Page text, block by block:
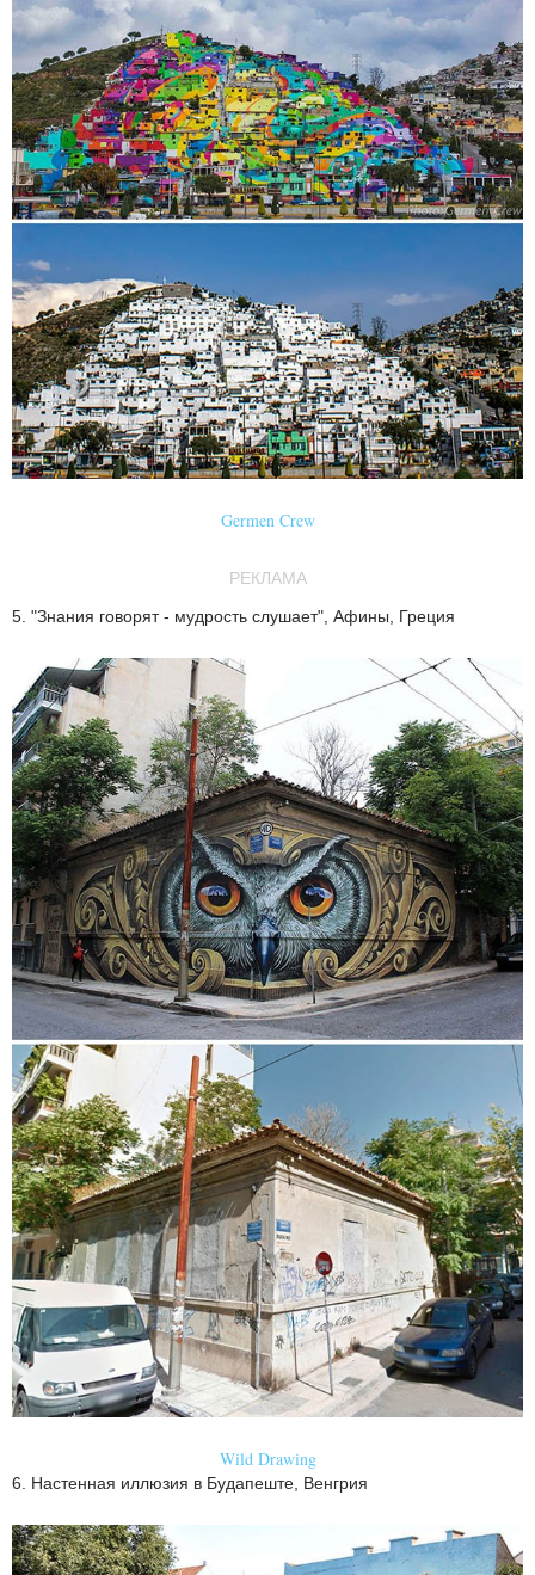
Germen Crew
РЕКЛАМА
5. "Знания говорят - мудрость слушает", Афины, Греция
Wild Drawing
6. Настенная иллюзия в Будапеште, Венгрия